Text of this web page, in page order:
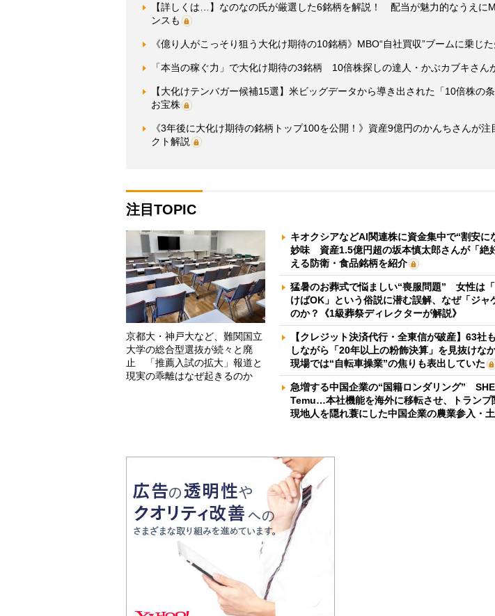
【詳しくは…】なのなの氏が厳選した6銘柄を解説！ 配当が魅力的なうえに
ンスも
《億り人がこっそり狙う大化け期待の10銘柄》MBO“自社買収”ブームに乗じ
「本当の稼ぐ力」で大化け期待の3銘柄 10倍株探しの達人・かぶカブキさん
【大化けテンバガー候補15選】米ビッグデータから導き出された「10倍株の
お宝株
《3年後に大化け期待の銘柄トップ100を公開！》資産9億円のかんちさんが注
クト解説
注目TOPIC
京都大・神戸大など、難関国立
大学の総合型選抜が続々と廃
止 「推薦入試の拡大」報道と
現実の乖離はなぜ起きるのか
キオクシアなどAI関連株に資金集中で“割安に
妙味 資産1.5億円超の坂本慎太郎さんが「絶
える防衛・食品銘柄を紹介
猛暑のお葬式で悩ましい“喪服問題” 女性は
けばOK」という俗説に潜む誤解、なぜ「ジャ
のか？《1級葬祭ディレクターが解説》
【クレジット決済代行・全東信が破産】63社
しながら「20年以上の粉飾決算」を見抜け
現場では“自転車操業”の焦りも表出していた
急増する中国企業の“国籍ロンダリング”
Temu…本社機能を海外に移転させ、トラン
現地人を隠れ蓑にした中国企業の農業参入・